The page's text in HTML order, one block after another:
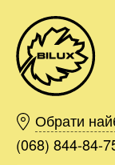
Обрати
(068) 844-84-
Киев
Харьков
Одесса